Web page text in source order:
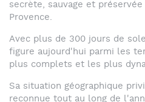
secrète, sauvage et
Provence.
Avec plus de 300 jours de
figure aujourd'hui parmi les
plus complets et les plus
Sa situation géographique
reconnue tout au long de